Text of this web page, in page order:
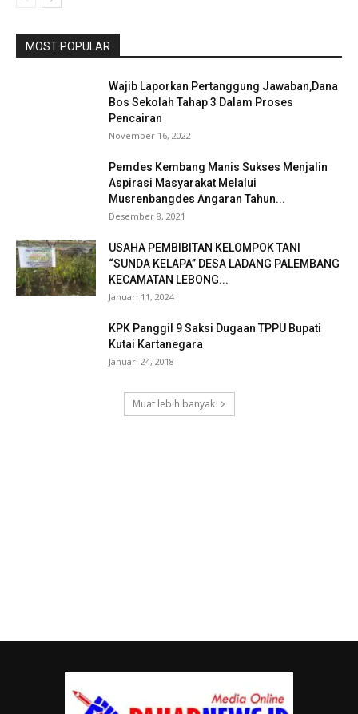
MOST POPULAR
Wajib Laporkan Pertanggung Jawaban,Dana
Bos Sekolah Tahap 3 Dalam Proses
Pencairan
November 16, 2022
Pemdes Kembang Manis Sukses Menjalin
Aspirasi Masyarakat Melalui
Musrenbangdes Angaran Tahun...
Desember 8, 2021
USAHA PEMBIBITAN KELOMPOK TANI
“SUNDA KELAPA’’ DESA LADANG PALEMBANG
KECAMATAN LEBONG...
Januari 11, 2024
KPK Panggil 9 Saksi Dugaan TPPU Bupati
Kutai Kartanegara
Januari 24, 2018
Muat lebih banyak